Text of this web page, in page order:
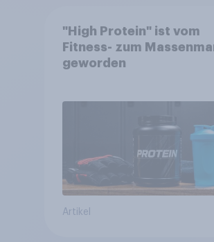
"High Protein" ist vom
Fitness- zum
geworden
Artikel